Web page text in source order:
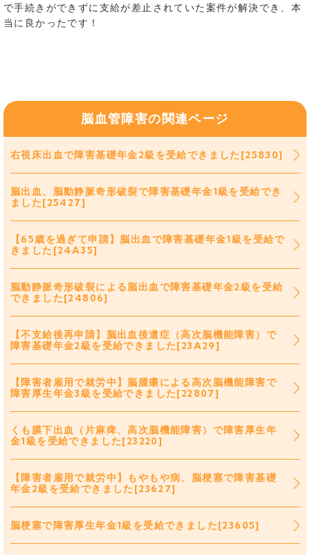
で手続きができずに支給が差止されていた案件が解決でき、本
当に良かったです！
脳血管障害の関連ページ
右視床出血で障害基礎年金2級を受給できました[25830]
脳出血、脳動静脈奇形破裂で障害基礎年金1級を受給でき
ました[25427]
【65歳を過ぎて申請】脳出血で障害基礎年金1級を受給で
きました[24A35]
脳動静脈奇形破裂による脳出血で障害基礎年金2級を受給
できました[24806]
【不支給後再申請】脳出血後遺症（高次脳機能障害）で
障害基礎年金2級を受給できました[23A29]
【障害者雇用で就労中】脳腫瘍による高次脳機能障害で
障害厚生年金3級を受給できました[22807]
くも膜下出血（片麻痺、高次脳機能障害）で障害厚生年
金1級を受給できました[23220]
【障害者雇用で就労中】もやもや病、脳梗塞で障害基礎
年金2級を受給できました[23627]
脳梗塞で障害厚生年金1級を受給できました[23605]